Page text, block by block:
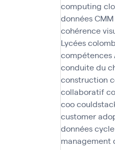
computing
donnéesCMM
cohérence
Lycées
compétences
conduite du
construction
collaboratif
coo
customer
donnéescycle
management